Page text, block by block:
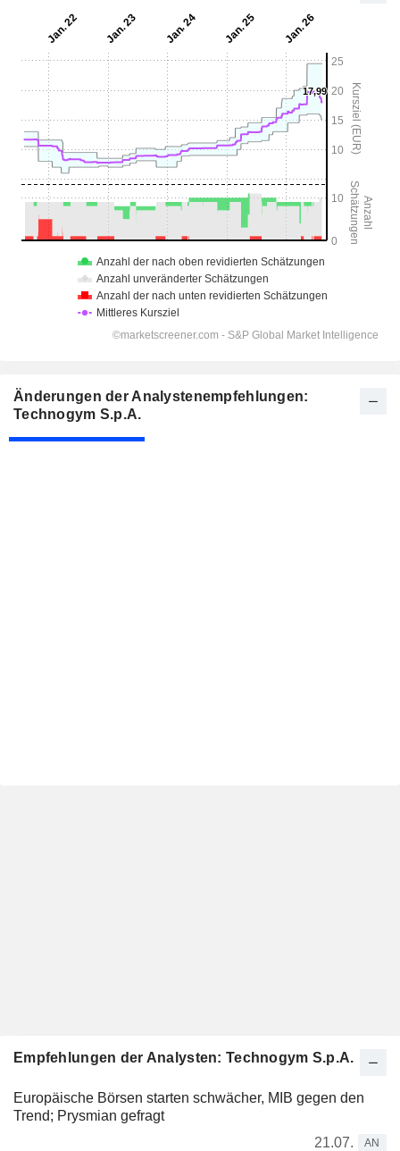
Änderungen der Analystenempfehlungen:
Technogym S.p.A.
Empfehlungen der Analysten: Technogym S.p.A.
Europäische Börsen starten schwächer, MIB gegen den
Trend; Prysmian gefragt
21.07.
AN